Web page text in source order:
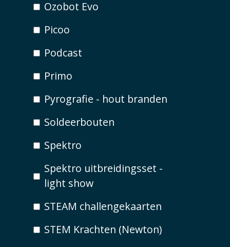
Ozobot Evo
Picoo
Podcast
Primo
Pyrografie - hout branden
Soldeerbouten
Spektro
Spektro uitbreidingsset -
light show
STEAM challengekaarten
STEM Krachten (Newton)